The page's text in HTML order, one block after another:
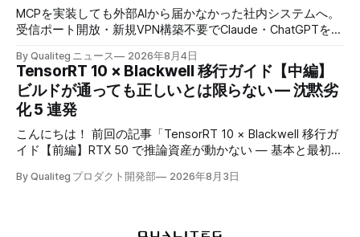
MCPを実装しても外部AIから届かなかった社内システムへ。
受信ポート開放・新規VPN構築不要でClaude・ChatGPTを安
By Qualiteg ニュース 2026年8月4日
TensorRT 10 × Blackwell 移行ガイド【中編】
ビルドが通っても正しいとは限らない — 沈黙劣
化 5 連発
こんにちは！ 前回の記事「TensorRT 10 × Blackwell 移行ガ
イド【前編】RTX 50 で推論資産が動かない — 基本と最初の
なくなる理由と、TensorRT 10 化を最小構成で通す手順を扱
By Qualiteg プロダクト開発部 2026年8月3日